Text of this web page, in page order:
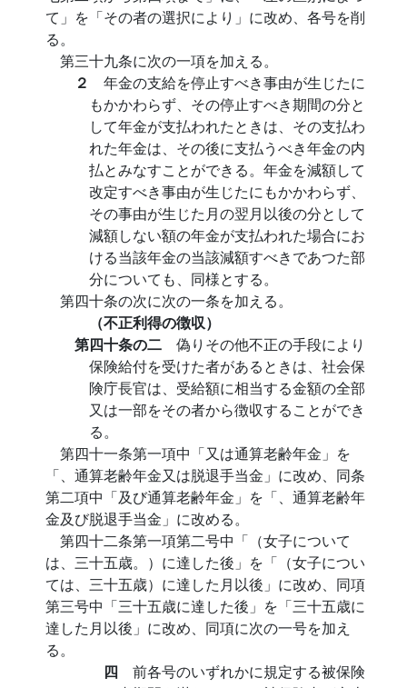
て」を「その者の選択により」に改め、各号を削
る。
第三十九条に次の一項を加える。
２ 年金の支給を停止すべき事由が生じたに
もかかわらず、その停止すべき期間の分と
して年金が支払われたときは、その支払わ
れた年金は、その後に支払うべき年金の内
払とみなすことができる。年金を減額して
改定すべき事由が生じたにもかかわらず、
その事由が生じた月の翌月以後の分として
減額しない額の年金が支払われた場合にお
ける当該年金の当該減額すべきであつた部
分についても、同様とする。
第四十条の次に次の一条を加える。
（不正利得の徴収）
第四十条の二 偽りその他不正の手段により
保険給付を受けた者があるときは、社会保
険庁長官は、受給額に相当する金額の全部
又は一部をその者から徴収することができ
る。
第四十一条第一項中「又は通算老齢年金」を
「、通算老齢年金又は脱退手当金」に改め、同条
第二項中「及び通算老齢年金」を「、通算老齢年
金及び脱退手当金」に改める。
第四十二条第一項第二号中「（女子について
は、三十五歳。）に達した後」を「（女子につい
ては、三十五歳）に達した月以後」に改め、同項
第三号中「三十五歳に達した後」を「三十五歳に
達した月以後」に改め、同項に次の一号を加え
る。
四 前各号のいずれかに規定する被保険